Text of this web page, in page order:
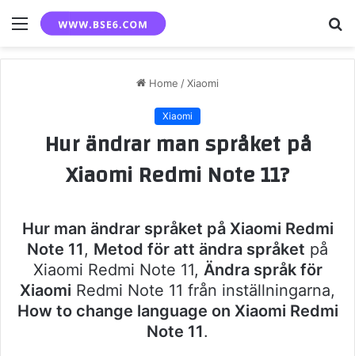
Menu
Home /Xiaomi
Xiaomi
Hur ändrar man språket på
Xiaomi Redmi Note 11?
Hur man ändrar språket på Xiaomi Redmi
Note 11, Metod för att ändra språket på
Xiaomi Redmi Note 11, Ändra språk för
Xiaomi Redmi Note 11 från inställningarna,
How to change language on Xiaomi Redmi
Note 11.